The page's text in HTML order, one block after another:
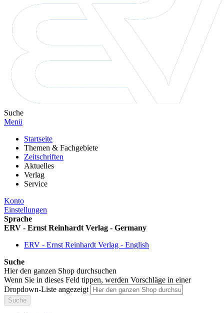
Suche
Menü
Startseite
Themen & Fachgebiete
Zeitschriften
Aktuelles
Verlag
Service
Konto
Einstellungen
Sprache
ERV - Ernst Reinhardt Verlag - Germany
ERV - Ernst Reinhardt Verlag - English
Suche
Hier den ganzen Shop durchsuchen
Wenn Sie in dieses Feld tippen, werden Vorschläge in einer
Dropdown-Liste angezeigt
Suche